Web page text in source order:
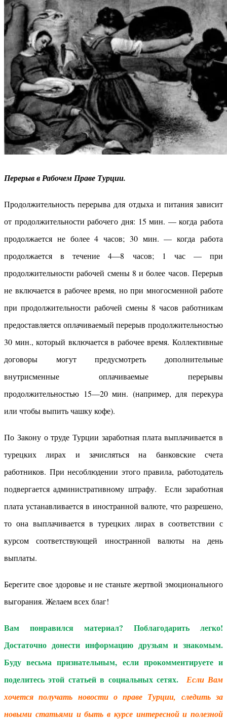
Перерыв в Рабочем Праве Турции.
Продолжительность перерыва для отдыха и питания зависит
от продолжительности рабочего дня: 15 мин. — когда работа
про­должается не более 4 часов; 30 мин. — когда работа
продолжает­ся в течение 4—8 часов; 1 час — при
продолжительности рабочей смены 8 и более часов. Перерыв
не включается в рабочее время, но при многосменной работе
при продолжительности рабочей смены 8 часов ра­ботникам
предоставляется оплачиваемый перерыв продолжитель­ностью
30 мин., который включается в рабочее время. Коллек­тивные
договоры могут предусмотреть дополнительные
внутрисменные оплачиваемые перерывы
продолжительностью 15—20 мин. (например, для перекура
или чтобы выпить чашку кофе).
По Закону о труде Турции заработная плата выплачивается в
турецких лирах и зачисляться на банковские счета
работников. При несоблюдении этого правила, работодатель
подвергается административному штрафу. Если заработная
плата устанавливается в иностранной валюте, что разрешено,
то она выплачивается в турецких лирах в соответствии с
курсом соответствующей иностранной валюты на день
выплаты.
Берегите свое здоровье и не станьте жертвой эмоционального
выгорания. Желаем всех благ!
Вам понравился материал? Поблагодарить легко!
Достаточно донести информацию друзьям и знакомым.
Буду весьма признательным, если прокомментируете и
поделитесь этой статьей в социальных сетях.
Если Вам
хочется получать новости о праве Турции, следить за
новыми статьями и быть в курсе интересной и полезной